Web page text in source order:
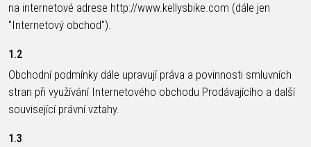
HORSKÁ
TOUR
JUNIOR
DOWNHILL
ENDURO
DIRT
GRAVEL
TREKKINGHORSKÁ
CITY
FITNESS
na internetové adrese http://www.kellysbike.com (dále jen
"Internetový obchod").
1.2
Obchodní podmínky dále upravují práva a povinnosti smluvních
stran při využívání Internetového obchodu Prodávajícího a další
související právní vztahy.
1.3